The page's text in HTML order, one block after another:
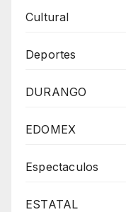
Cultural
Deportes
DURANGO
EDOMEX
Espectaculos
ESTATAL